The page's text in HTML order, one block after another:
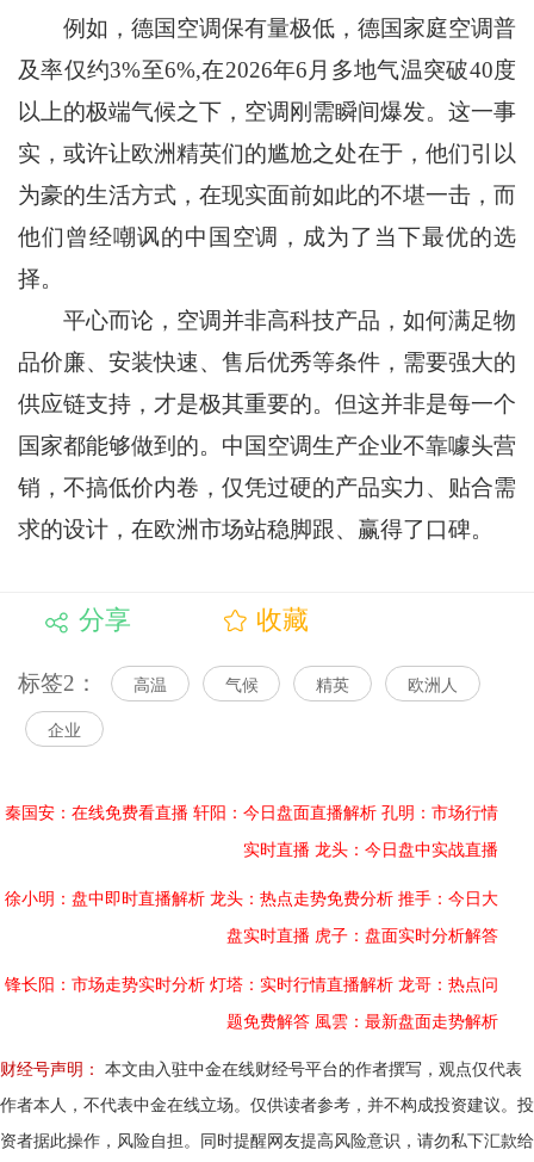
例如，德国空调保有量极低，德国家庭空调普
及率仅约3%至6%,在2026年6月多地气温突破40度
以上的极端气候之下，空调刚需瞬间爆发。这一事
实，或许让欧洲精英们的尴尬之处在于，他们引以
为豪的生活方式，在现实面前如此的不堪一击，而
他们曾经嘲讽的中国空调，成为了当下最优的选
择。
平心而论，空调并非高科技产品，如何满足物
品价廉、安装快速、售后优秀等条件，需要强大的
供应链支持，才是极其重要的。但这并非是每一个
国家都能够做到的。中国空调生产企业不靠噱头营
销，不搞低价内卷，仅凭过硬的产品实力、贴合需
求的设计，在欧洲市场站稳脚跟、赢得了口碑。
分享 收藏
标签2： 高温 气候 精英 欧洲人
企业
秦国安：在线免费看直播 轩阳：今日盘面直播解析 孔明：市场行情
实时直播 龙头：今日盘中实战直播
徐小明：盘中即时直播解析 龙头：热点走势免费分析 推手：今日大
盘实时直播 虎子：盘面实时分析解答
锋长阳：市场走势实时分析 灯塔：实时行情直播解析 龙哥：热点问
题免费解答 風雲：最新盘面走势解析
财经号声明：
本文由入驻中金在线财经号平台的作者撰写，观点仅代表
作者本人，不代表中金在线立场。仅供读者参考，并不构成投资建议。投
资者据此操作，风险自担。同时提醒网友提高风险意识，请勿私下汇款给